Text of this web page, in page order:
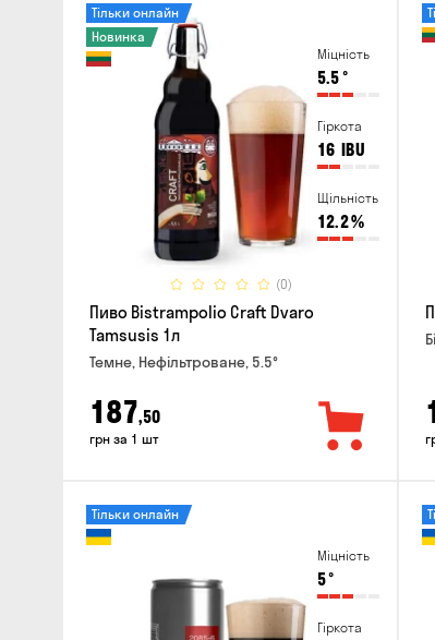
Міцність
5.5°
Гіркота
16 IBU
Щільність
12.2%
(0)
Тільки онлайн
Новинка
Пиво Bistrampolio Craft Dvaro
Tamsusis 1л
Темне, Нефільтроване, 5.5°
187,50
грн за 1 шт
Міцність
5°
Гіркота
Тільки онлайн